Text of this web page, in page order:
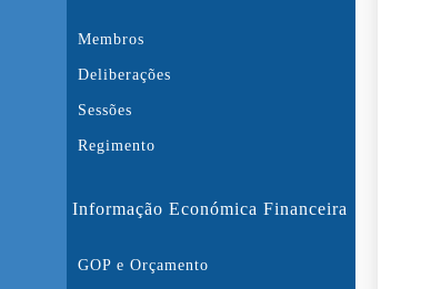
Membros
Deliberações
Sessões
Regimento
Informação Económica Financeira
GOP e Orçamento